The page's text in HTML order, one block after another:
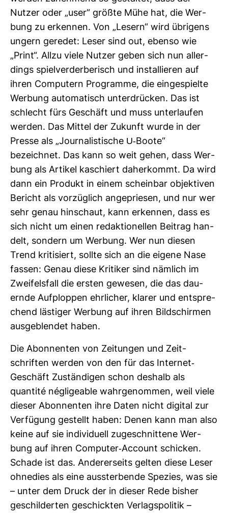
Nutzer oder „user“ größte Mühe hat, die Wer­
bung zu erkennen. Von „Lesern“ wird übri­gens
ungern geredet: Leser sind out, ebenso wie
„Print“. Allzu viele Nutzer geben sich nun aller­
dings spiel­ver­der­be­risch und instal­lieren auf
ihren Com­pu­tern Pro­gramme, die ein­ge­spielte
Wer­bung auto­ma­tisch unter­drü­cken. Das ist
schlecht fürs Geschäft und muss unter­laufen
werden. Das Mittel der Zukunft wurde in der
Presse als „Jour­na­lis­ti­sche U-​Boote“
bezeichnet. Das kann so weit gehen, dass Wer­
bung als Artikel kaschiert daher­kommt. Da wird
dann ein Pro­dukt in einem scheinbar objek­tiven
Bericht als vor­züg­lich ange­priesen, und nur wer
sehr genau hin­schaut, kann erkennen, dass es
sich nicht um einen redak­tio­nellen Bei­trag han­
delt, son­dern um Wer­bung. Wer nun diesen
Trend kri­ti­siert, sollte sich an die eigene Nase
fassen: Genau diese Kri­tiker sind näm­lich im
Zwei­fels­fall die ersten gewesen, die das dau­
ernde Auf­ploppen ehr­li­cher, klarer und ent­spre­
chend läs­tiger Wer­bung auf ihren Bild­schirmen
aus­ge­blendet haben.
Die Abon­nenten von Zei­tungen und Zeit­
schriften werden von den für das Internet-​
Geschäft Zustän­digen schon des­halb als
quantité négligeable wahr­ge­nommen, weil viele
dieser Abon­nenten ihre Daten nicht digital zur
Ver­fü­gung gestellt haben: Denen kann man also
keine auf sie indi­vi­duell zuge­schnit­tene Wer­
bung auf ihren Com­puter-​Account schi­cken.
Schade ist das. Ande­rer­seits gelten diese Leser
ohne­dies als eine aus­ster­bende Spe­zies, was sie
– unter dem Druck der in dieser Rede bisher
geschil­derten geschickten Ver­lags­po­litik –